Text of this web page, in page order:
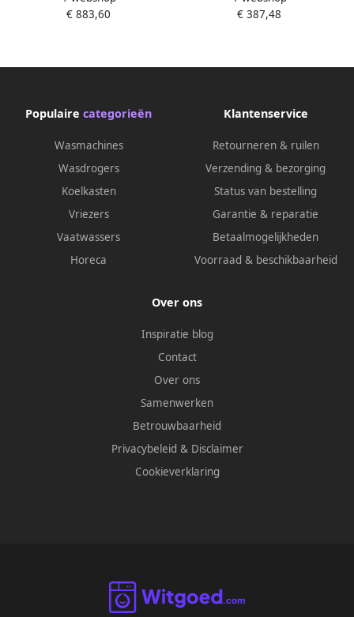
€ 883,60
Energieklasse A – Extra stil
Bluetooth (hOn) – 16
garantie op onderdelen
€ 387,48
Populaire categorieën
Wasmachines
Wasdrogers
Koelkasten
Vriezers
Vaatwassers
Horeca
Klantenservice
Retourneren & ruilen
Verzending & bezorging
Status van bestelling
Garantie & reparatie
Betaalmogelijkheden
Voorraad & beschikbaarheid
Over ons
Inspiratie blog
Contact
Over ons
Samenwerken
Betrouwbaarheid
Privacybeleid & Disclaimer
Cookieverklaring